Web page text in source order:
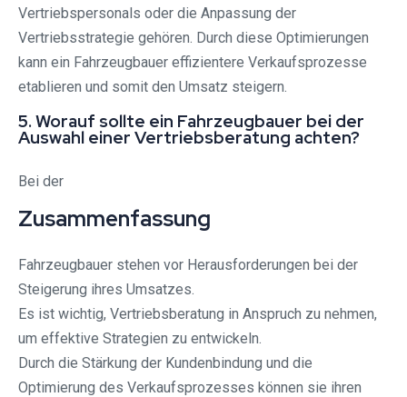
Vertriebspersonals oder die Anpassung der
Vertriebsstrategie gehören. Durch diese Optimierungen
kann ein Fahrzeugbauer effizientere Verkaufsprozesse
etablieren und somit den Umsatz steigern.
5. Worauf sollte ein Fahrzeugbauer bei der
Auswahl einer Vertriebsberatung achten?
Bei der
Zusammenfassung
Fahrzeugbauer stehen vor Herausforderungen bei der
Steigerung ihres Umsatzes.
Es ist wichtig, Vertriebsberatung in Anspruch zu nehmen,
um effektive Strategien zu entwickeln.
Durch die Stärkung der Kundenbindung und die
Optimierung des Verkaufsprozesses können sie ihren